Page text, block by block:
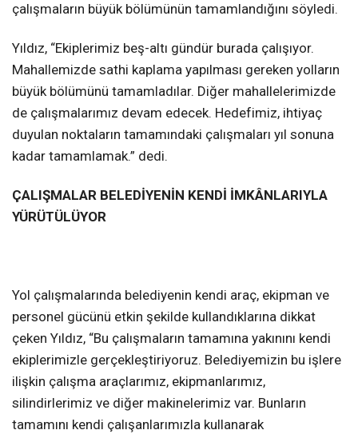
çalışmaların büyük bölümünün tamamlandığını söyledi.
Yıldız, “Ekiplerimiz beş-altı gündür burada çalışıyor.
Mahallemizde sathi kaplama yapılması gereken yolların
büyük bölümünü tamamladılar. Diğer mahallelerimizde
de çalışmalarımız devam edecek. Hedefimiz, ihtiyaç
duyulan noktaların tamamındaki çalışmaları yıl sonuna
kadar tamamlamak.” dedi.
ÇALIŞMALAR BELEDİYENİN KENDİ İMKÂNLARIYLA
YÜRÜTÜLÜYOR
Yol çalışmalarında belediyenin kendi araç, ekipman ve
personel gücünü etkin şekilde kullandıklarına dikkat
çeken Yıldız, “Bu çalışmaların tamamına yakınını kendi
ekiplerimizle gerçekleştiriyoruz. Belediyemizin bu işlere
ilişkin çalışma araçlarımız, ekipmanlarımız,
silindirlerimiz ve diğer makinelerimiz var. Bunların
tamamını kendi çalışanlarımızla kullanarak